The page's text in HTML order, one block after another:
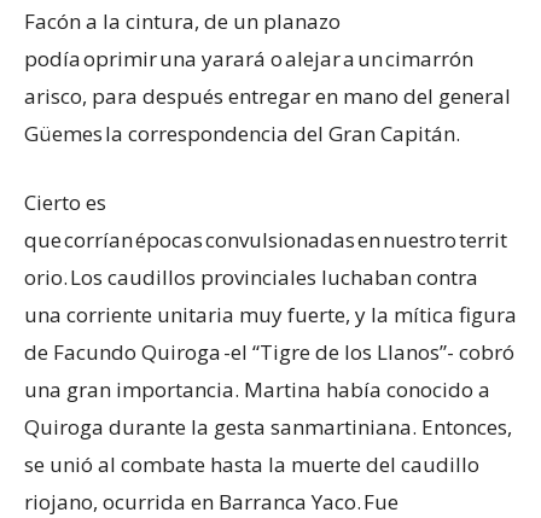
Facón a la cintura, de un planazo
podía oprimir una yarará o alejar a un cimarrón
arisco, para después entregar en mano del general
Güemes la correspondencia del Gran Capitán.
Cierto es
que corrían épocas convulsionadas en nuestro territ
orio. Los caudillos provinciales luchaban contra
una corriente unitaria muy fuerte, y la mítica figura
de Facundo Quiroga -el “Tigre de los Llanos”- cobró
una gran importancia. Martina había conocido a
Quiroga durante la gesta sanmartiniana. Entonces,
se unió al combate hasta la muerte del caudillo
riojano, ocurrida en Barranca Yaco. Fue